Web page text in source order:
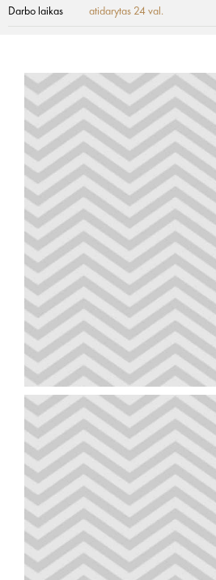
Darbo laikas atidarytas 24 val.